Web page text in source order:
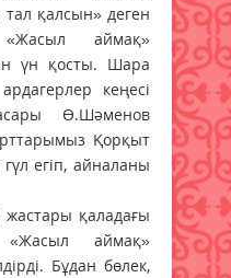
қалсын» деген
«Жасыл аймақ»
үн қосты. Шара
кеңесі
Ө.Шәменов
Қорқыт
егіп, айналаны
қаладағы
аймақ»
Бұдан бөлек,